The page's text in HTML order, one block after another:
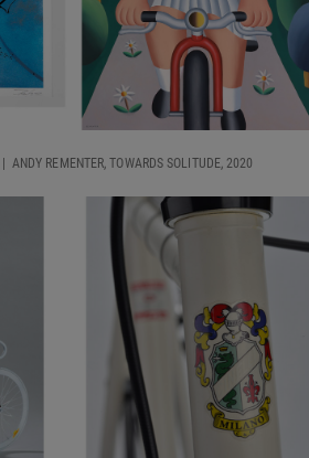
ANDY REMENTER, TOWARDS SOLITUDE, 2020